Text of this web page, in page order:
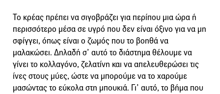
Το κρέας πρέπει να σιγοβράζει για περίπου μια ώρα ή
περισσότερο μέσα σε υγρό που δεν είναι όξινο για να μη
σφίγγει, όπως είναι ο ζωμός που το βοηθά να
μαλακώσει. Δηλαδή σ’ αυτό το διάστημα θέλουμε να
γίνει το κολλαγόνο, ζελατίνη και να απελευθερώσει τις
ίνες στους μύες, ώστε να μπορούμε να το χαρούμε
μασώντας το εύκολα στη μπουκιά. Γι’ αυτό, το βήμα που